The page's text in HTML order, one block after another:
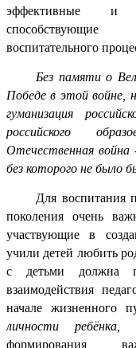
эффективные и
способствующие
воспитательного
Без памяти о
Победе в этой войне,
гуманизация
российского
Отечественная война
без которого не было
Для воспитания
поколения очень
участвующие в
учили детей любить
с детьми должна
взаимодействия
начале жизненного
личности ребёнка,
формирования